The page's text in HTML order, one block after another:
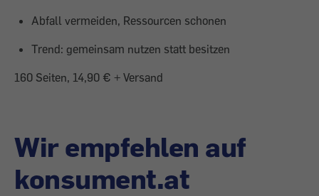
Abfall vermeiden, Ressourcen schonen
Trend: gemeinsam nutzen statt besitzen
160 Seiten, 14,90 € + Versand
Wir empfehlen auf
konsument.at